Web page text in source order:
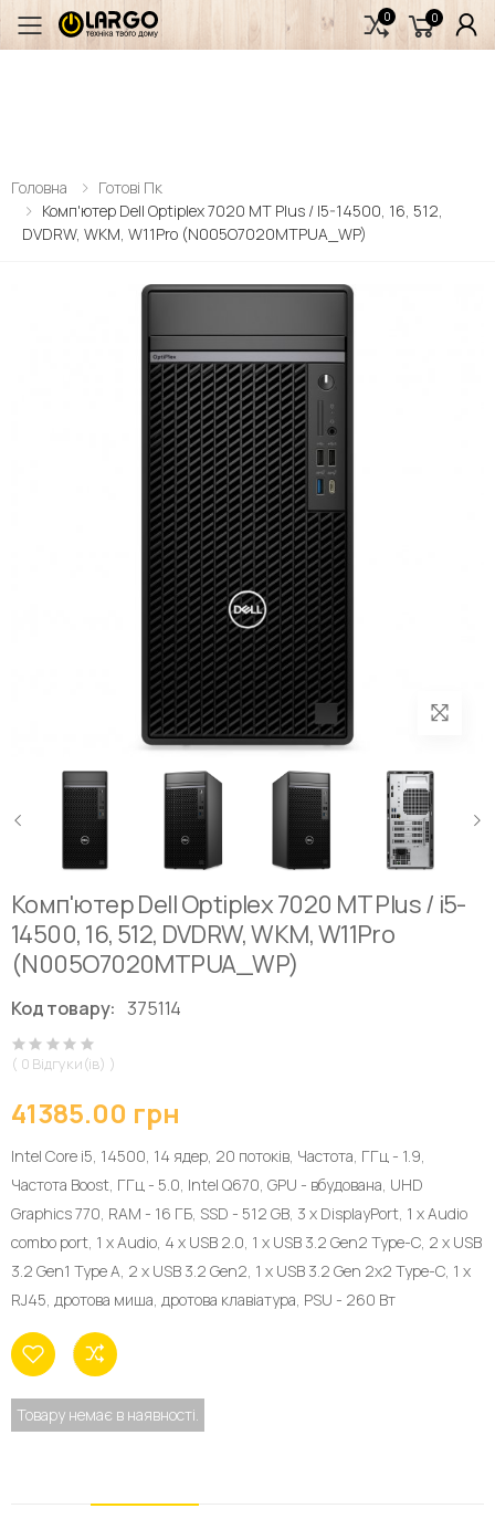
Переключити мобільне меню
0 0
Головна
Готові Пк
Комп'ютер Dell Optiplex 7020 MT Plus / I5-14500, 16, 512,
DVDRW, WKM, W11Pro (N005O7020MTPUA_WP)
Комп'ютер Dell Optiplex 7020 MT Plus / i5-
14500, 16, 512, DVDRW, WKM, W11Pro
(N005O7020MTPUA_WP)
Код товару: 375114
( 0 Відгуки(ів) )
41385.00 грн
Intel Core i5, 14500, 14 ядер, 20 потоків, Частота, ГГц - 1.9,
Частота Boost, ГГц - 5.0, Intel Q670, GPU - вбудована, UHD
Graphics 770, RAM - 16 ГБ, SSD - 512 GB, 3 x DisplayPort, 1 х Audio
combo port, 1 х Audio, 4 x USB 2.0, 1 x USB 3.2 Gen2 Type-C, 2 x USB
3.2 Gen1 Type A, 2 x USB 3.2 Gen2, 1 x USB 3.2 Gen 2x2 Type-C, 1 x
RJ45, дротова миша, дротова клавіатура, PSU - 260 Вт
Товару немає в наявності.